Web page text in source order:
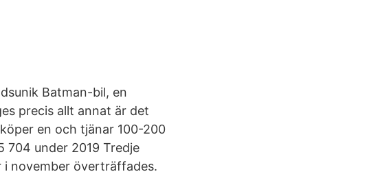
Batman-bil, en
precis allt annat är det
en och tjänar 100-200
704 under 2019 Tredje
i november överträffades.